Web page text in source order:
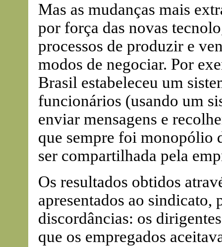
Mas as mudanças mais
por força das novas
processos de produzir e
modos de negociar. Por
Brasil estabeleceu um
funcionários (usando um
enviar mensagens e
que sempre foi monopólio
ser compartilhada pela
Os resultados obtidos
apresentados ao
discordâncias: os
que os empregados